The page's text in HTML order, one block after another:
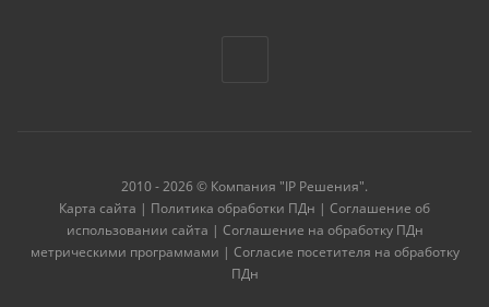
2010 - 2026 © Компания "IP Решения".
Карта сайта | Политика обработки ПДн | Соглашение об
использовании сайта | Соглашение на обработку ПДн
метрическими программами | Согласие посетителя на обработку
ПДн